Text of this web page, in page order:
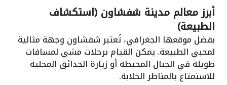
أبرز معالم مدينة شفشاون (استكشاف
الطبيعة)
بفضل موقعها الجغرافي، تُعتبر شفشاون وجهة مثالية
لمحبي الطبيعة. يمكن القيام برحلات مشي لمسافات
طويلة في الجبال المحيطة أو زيارة الحدائق المحلية
للاستمتاع بالمناظر الخلابة.